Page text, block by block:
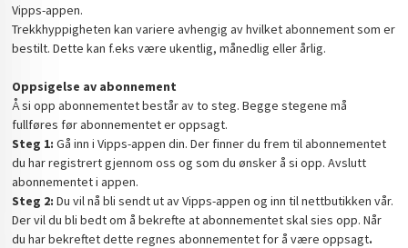
Vipps-appen.
Trekkhyppigheten kan variere avhengig av hvilket abonnement som er
bestilt. Dette kan f.eks være ukentlig, månedlig eller årlig.
Oppsigelse av abonnement
Å si opp abonnementet består av to steg. Begge stegene må
fullføres før abonnementet er oppsagt.
Steg 1:Gå inn i Vipps-appen din. Der finner du frem til abonnementet
du har registrert gjennom oss og som du ønsker å si opp. Avslutt
abonnementet i appen.
Steg 2:Du vil nå bli sendt ut av Vipps-appen og inn til nettbutikken vår.
Der vil du bli bedt om å bekrefte at abonnementet skal sies opp. Når
du har bekreftet dette regnes abonnementet for å være oppsagt.